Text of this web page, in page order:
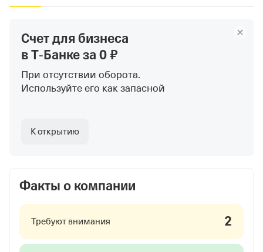
Счет для бизнеса
в Т‑Банкеза 0 ₽
При отсутствии оборота.
Используйте его как запасной
К открытию
Факты о компании
Требуют внимания 2